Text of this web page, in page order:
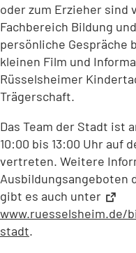
oder zum Erzieher sind
Fachbereich Bildung
persönliche Gespräche
kleinen Film und
Rüsselsheimer
Trägerschaft.
Das Team der Stadt ist
10:00 bis 13:00 Uhr auf
vertreten. Weitere
Ausbildungsangeboten
gibt es auch unter
www.ruesselsheim.de/
stadt
(Öffnet.